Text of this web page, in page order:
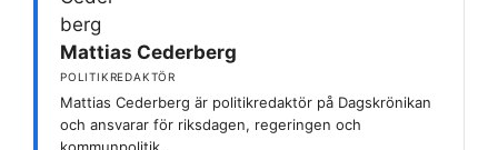
Mattias Cederberg
POLITIKREDAKTÖR
Mattias Cederberg är politikredaktör på Dagskrönikan
och ansvarar för riksdagen, regeringen och